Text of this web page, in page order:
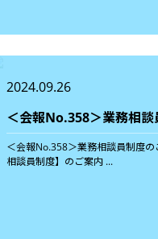
2024.09.26
＜会報No.358＞業務相談
＜会報No.358＞業務相談員制度
相談員制度】のご案内 ...